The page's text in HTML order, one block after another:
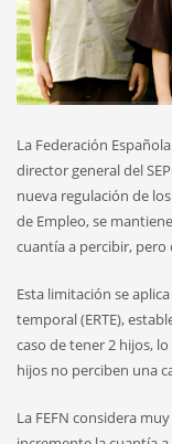
La Federación
director general del
nueva regulación de
de Empleo, se
cuantía a percibir,
Esta limitación se
temporal (ERTE),
caso de tener 2 hijos,
hijos no perciben una
La FEFN considera